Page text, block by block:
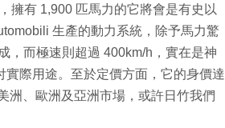
擁有 1,900 匹馬力的它將會是有史以
生產的動力系統，除予馬力驚
，而極速則超過 400km/h，實在是神
際用途。至於定價方面，它的身價達
洲、歐洲及亞洲市場，或許日竹我們